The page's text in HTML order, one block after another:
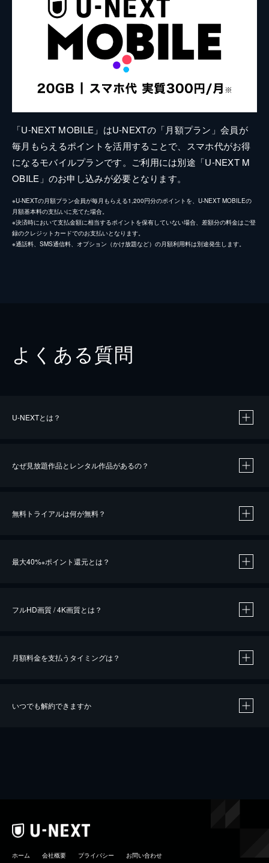
「U-NEXT MOBILE」はU-NEXTの「月額プラン」会員が
毎月もらえるポイントを活用することで、スマホ代がお得
になるモバイルプランです。ご利用には別途「U-NEXT M
OBILE」のお申し込みが必要となります。
※U-NEXTの月額プラン会員が毎月もらえる1,200円分のポイントを、U-NEXT MOBILEの
月額基本料の支払いに充てた場合。
※決済時において支払金額に相当するポイントを保有していない場合、差額分の料金はご登
録のクレジットカードでのお支払いとなります。
※通話料、SMS通信料、オプション（かけ放題など）の月額利用料は別途発生します。
よくある質問
U-NEXTとは？
なぜ見放題作品とレンタル作品があるの？
無料トライアルは何が無料？
最大40%※ポイント還元とは？
※40％ポイント還元の対象は、クレジットカード決済による作品の購入 / レンタルです。
iOSアプリのUコイン決済による作品の購入 / レンタルは、20％のポイント還元です。
フルHD画質 / 4K画質とは？
月額料金を支払うタイミングは？
いつでも解約できますか
ホーム 会社概要 プライバシー お問い合わせ